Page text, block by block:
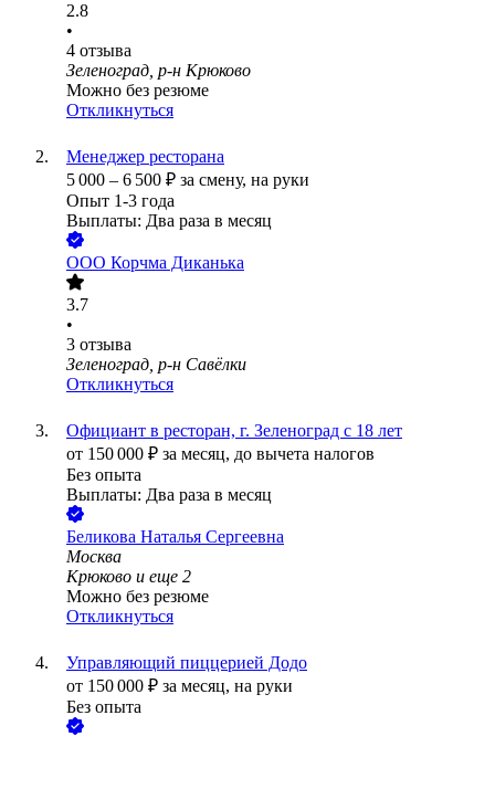
2.8
•
4 отзыва
Зеленоград, р-н Крюково
Можно без резюме
Откликнуться
Менеджер ресторана
5 000 – 6 500 ₽ за смену, на руки
Опыт 1-3 года
Выплаты: Два раза в месяц
ООО Корчма Диканька
3.7
•
3 отзыва
Зеленоград, р-н Савёлки
Откликнуться
Официант в ресторан, г. Зеленоград с 18 лет
от 150 000 ₽ за месяц, до вычета налогов
Без опыта
Выплаты: Два раза в месяц
Беликова Наталья Сергеевна
Москва
Крюково и еще 2
Можно без резюме
Откликнуться
Управляющий пиццерией Додо
от 150 000 ₽ за месяц, на руки
Без опыта